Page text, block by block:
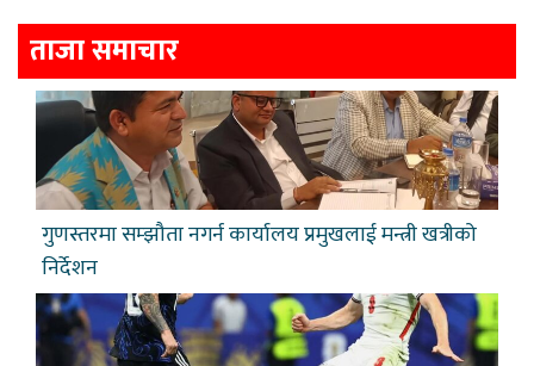
ताजा समाचार
गुणस्तरमा सम्झौता नगर्न कार्यालय प्रमुखलाई मन्त्री खत्रीको
निर्देशन